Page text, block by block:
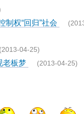
制权“回归”社会
(2013-04-25)
老板梦 (2013-04-25)